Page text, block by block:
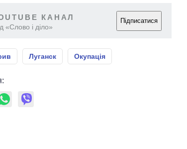
КАНАЛ
«Слово і діло»
Підписатися
Луганск Окупація